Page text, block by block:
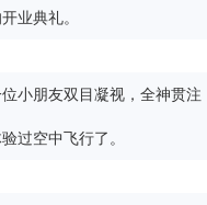
业典礼。
小朋友双目凝视，全神贯
过空中飞行了。